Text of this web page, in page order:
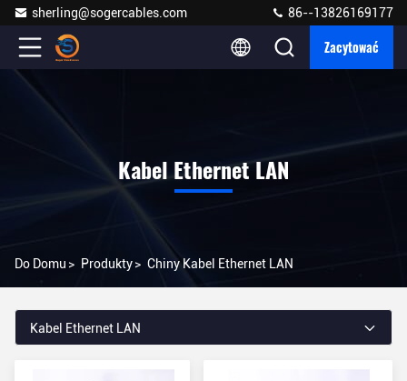
sherling@sogercables.com 86--13826169177
Zacytować
Kabel Ethernet LAN
Do Domu > Produkty> Chiny Kabel Ethernet LAN
Kabel Ethernet LAN